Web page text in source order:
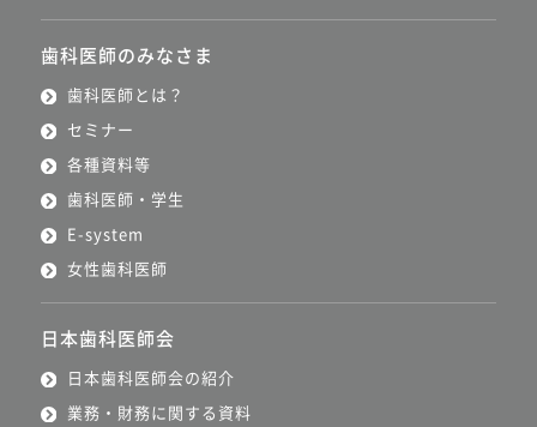
歯科医師のみなさま
歯科医師とは？
セミナー
各種資料等
歯科医師・学生
E-system
女性歯科医師
日本歯科医師会
日本歯科医師会の紹介
業務・財務に関する資料